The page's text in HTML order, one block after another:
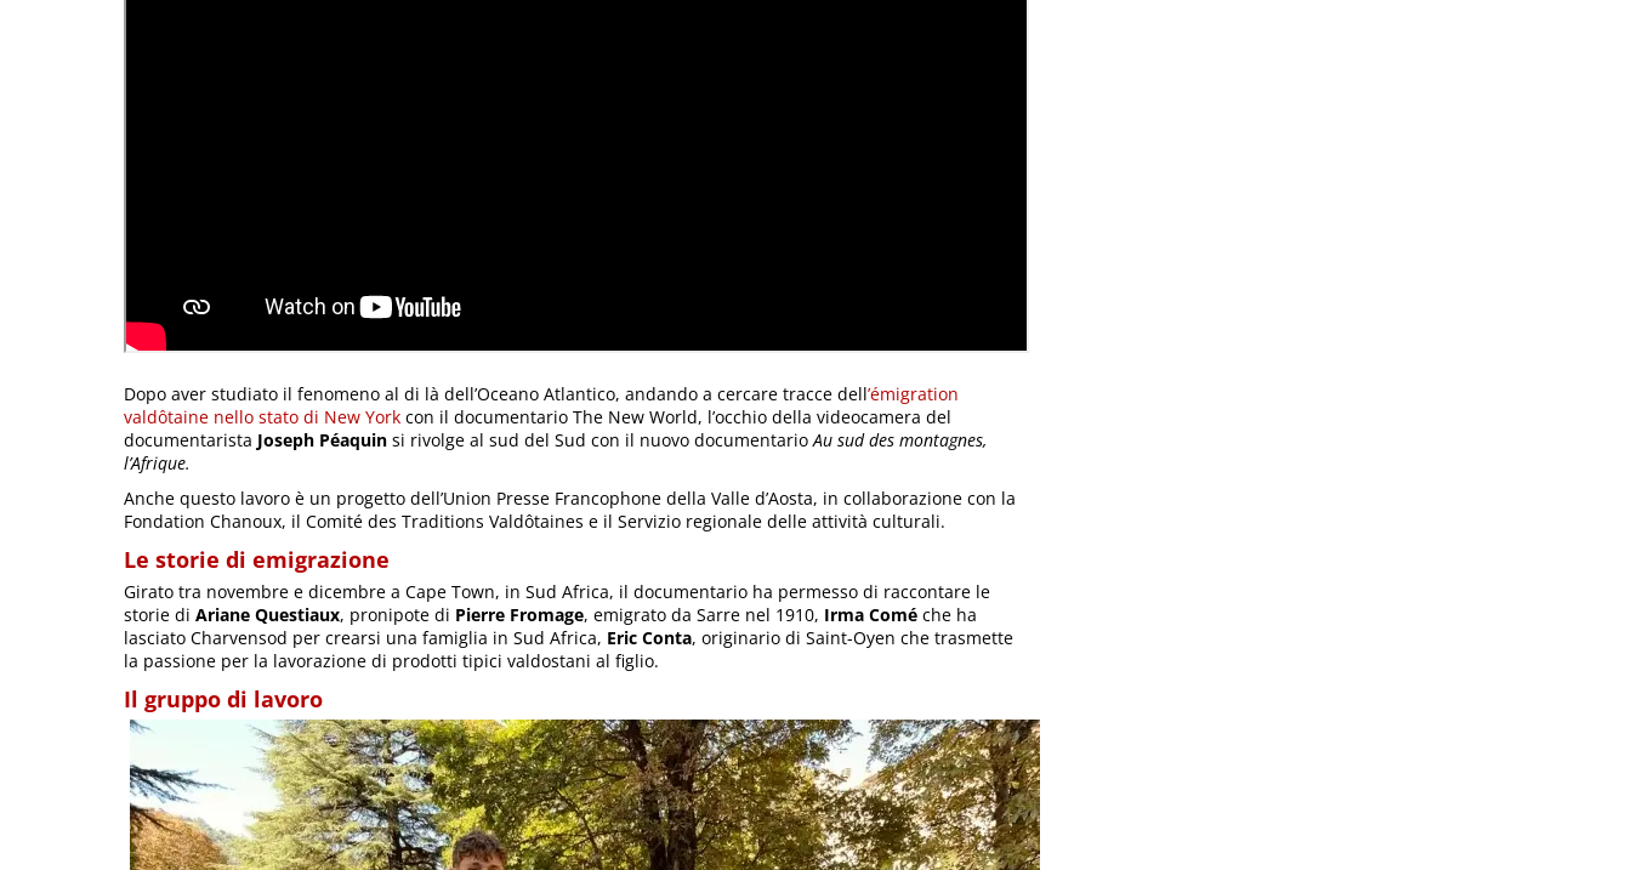
Dopo aver studiato il fenomeno al di là dell’Oceano Atlantico, andando a cercare tracce dell’émigration
valdôtaine nello stato di New York con il documentario The New World, l’occhio della videocamera del
documentarista Joseph Péaquin si rivolge al sud del Sud con il nuovo documentarioAu sud des montagnes,
l’Afrique.
Anche questo lavoro è un progetto dell’Union Presse Francophone della Valle d’Aosta, in collaborazione con la
Fondation Chanoux, il Comité des Traditions Valdôtaines e il Servizio regionale delle attività culturali.
Le storie di emigrazione
Girato tra novembre e dicembre a Cape Town, in Sud Africa, il documentario ha permesso di raccontare le
storie di Ariane Questiaux, pronipote di Pierre Fromage, emigrato da Sarre nel 1910, Irma Comé che ha
lasciato Charvensod per crearsi una famiglia in Sud Africa, Eric Conta, originario di Saint-Oyen che trasmette
la passione per la lavorazione di prodotti tipici valdostani al figlio.
Il gruppo di lavoro